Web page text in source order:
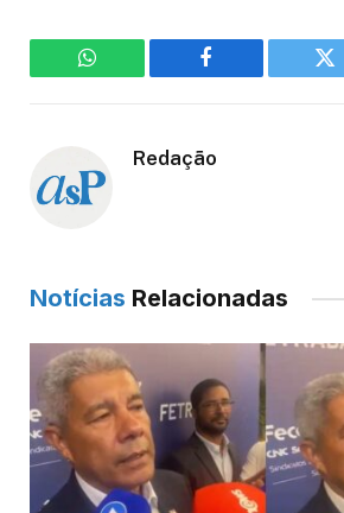
WhatsApp Facebook
Redação
Notícias Relacionadas